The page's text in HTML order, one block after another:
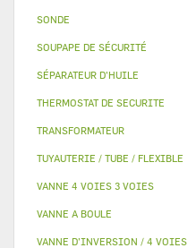
SONDE
SOUPAPE DE SÉCURITÉ
SÉPARATEUR D'HUILE
THERMOSTAT DE SECURITE
TRANSFORMATEUR
TUYAUTERIE / TUBE / FLEXIBLE
VANNE 4 VOIES 3 VOIES
VANNE A BOULE
VANNE D’INVERSION / 4 VOIES